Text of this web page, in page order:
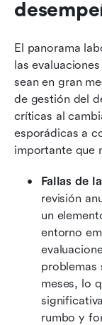
El panorama
las
sean en gran
de gestión del
críticas al
esporádicas a
importante que
Fallas de
revisión
un
entorno
problemas
meses, lo
rumbo y